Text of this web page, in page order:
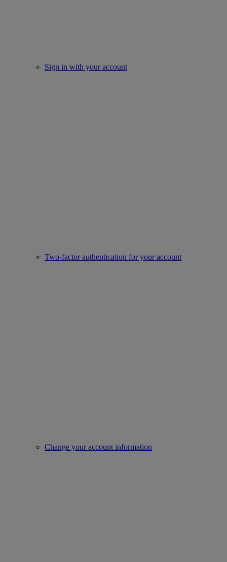
Sign in with your account
Two-factor authentication for your account
Change your account information